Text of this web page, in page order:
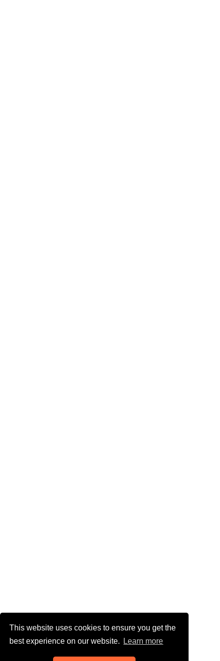
This website uses cookies to ensure you get the
best experience on our website.
Learn more